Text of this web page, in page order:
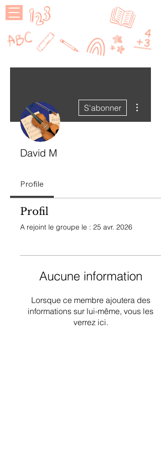
S'abonner
David M
Profile
Profil
A rejoint le groupe le : 25 avr. 2026
Aucune information
Lorsque ce membre ajoutera des
informations sur lui-même, vous les
verrez ici.